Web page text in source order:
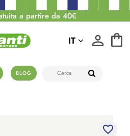
a partire da 40€
BLOG
IT
favorite_border